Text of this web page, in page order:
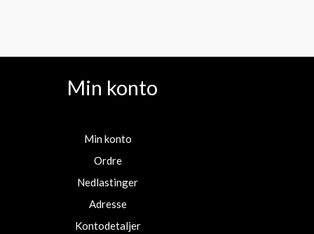
Min konto
Min konto
Ordre
Nedlastinger
Adresse
Kontodetaljer